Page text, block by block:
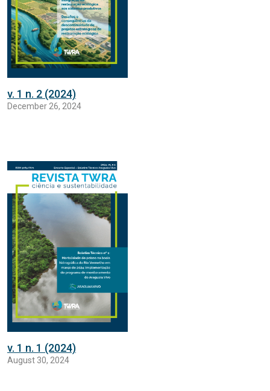
v. 1 n. 2 (2024)
December 26, 2024
v. 1 n. 1 (2024)
August 30, 2024